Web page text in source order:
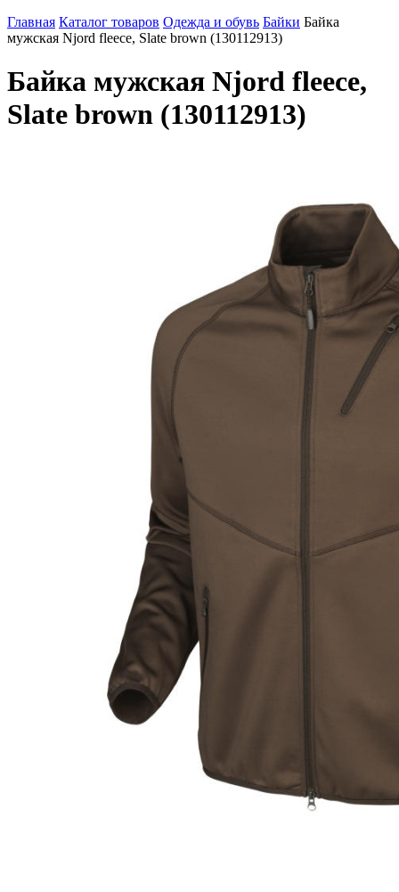
Главная Каталог товаров Одежда и обувь Байки Байка
мужская Njord fleece, Slate brown (130112913)
Байка мужская Njord fleece,
Slate brown (130112913)